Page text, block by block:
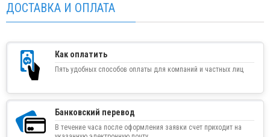
ДОСТАВКА И ОПЛАТА
Как оплатить
Пять удобных способов оплаты для компаний и частных лиц
Банковский перевод
В течение часа после оформления заявки счет приходит на